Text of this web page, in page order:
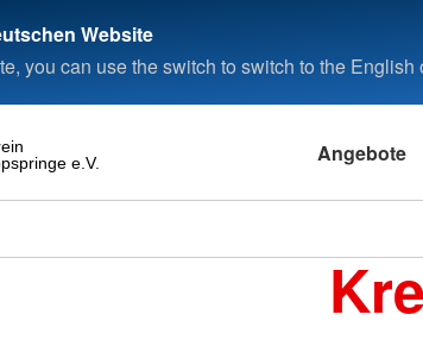
Website
you can use the switch to switch to the English
e.V. Angebote